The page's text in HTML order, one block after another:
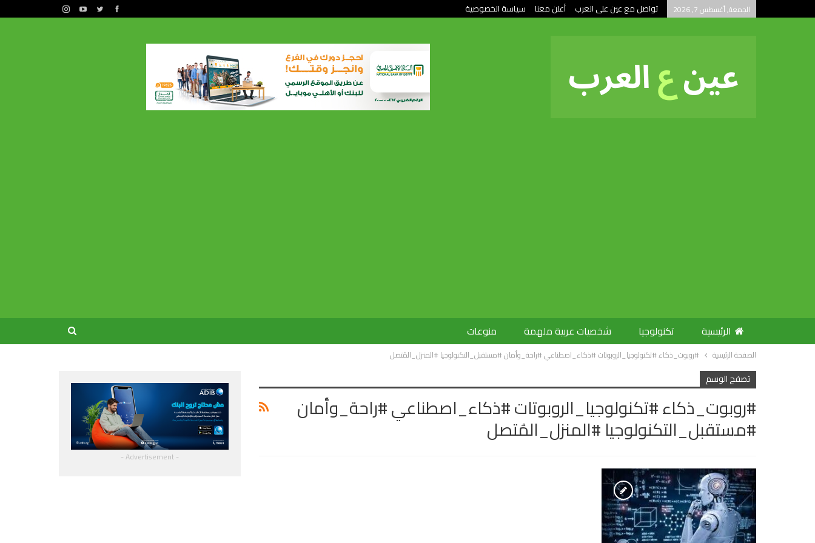
الجمعة, أغسطس 7, 2026 تواصل مع عين على العرب أعلن معنا سياسة الخصوصية
الرئيسية تكنولوجيا شخصيات عربية ملهمة منوعات
الصفحة الرئيسية #روبوت_ذكاء #تكنولوجيا_الروبوتات #ذكاء_اصطناعي #راحة_وأمان #مستقبل_التكنولوجيا #المنزل_المُتصل
تصفح الوسم
#روبوت_ذكاء #تكنولوجيا_الروبوتات #ذكاء_اصطناعي #راحة_وأمان
#مستقبل_التكنولوجيا #المنزل_المُتصل
- Advertisement -